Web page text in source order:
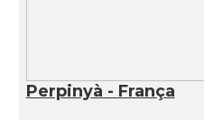
Perpinyà - França